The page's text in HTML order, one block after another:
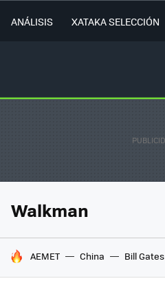
ANÁLISIS XATAKA SELECCIÓN
Walkman
HOY SE HABLA DE
AEMET China Bill Gates